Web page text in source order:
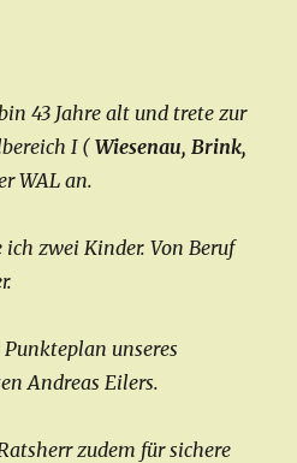
43 Jahre alt und trete zur
I (Wiesenau, Brink,
WAL an.
zwei Kinder. Von Beruf
unseres
Andreas Eilers.
zudem für sichere